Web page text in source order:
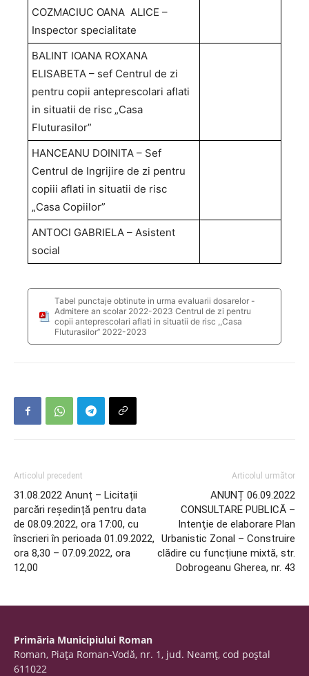
COZMACIUC OANA ALICE –
Inspector specialitate
BALINT IOANA ROXANA
ELISABETA – sef Centrul de zi
pentru copii anteprescolari aflati
in situatii de risc „Casa
Fluturasilor”
HANCEANU DOINITA – Sef
Centrul de Ingrijire de zi pentru
copiii aflati in situatii de risc
„Casa Copiilor”
ANTOCI GABRIELA – Asistent
social
Tabel punctaje obtinute in urma evaluarii dosarelor -
Admitere an scolar 2022-2023 Centrul de zi pentru
copii anteprescolari aflati in situatii de risc ,,Casa
Fluturasilor’’ 2022-2023
Articolul precedent
31.08.2022 Anunț – Licitații
parcări reședință pentru data
de 08.09.2022, ora 17:00, cu
înscrieri în perioada 01.09.2022,
ora 8,30 – 07.09.2022, ora
12,00
Articolul următor
ANUNȚ 06.09.2022
CONSULTARE PUBLICĂ –
Intenţie de elaborare Plan
Urbanistic Zonal – Construire
clădire cu funcțiune mixtă, str.
Dobrogeanu Gherea, nr. 43
Primăria Municipiului Roman
Roman, Piaţa Roman-Vodă, nr. 1, jud. Neamţ, cod poştal
611022